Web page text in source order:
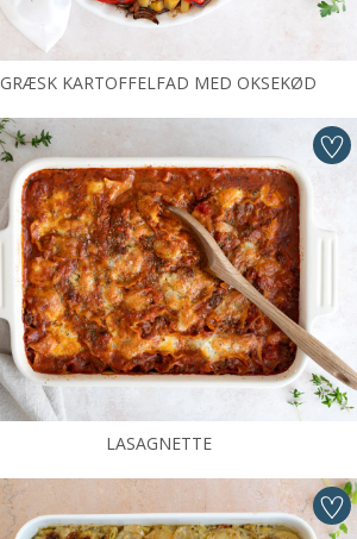
GRÆSK KARTOFFELFAD MED OKSEKØD
LASAGNETTE